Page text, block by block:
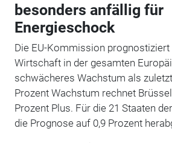
besonders anfällig für
Energieschock
Die EU-Kommission
Wirtschaft in der gesamten
schwächeres Wachstum als
Prozent Wachstum rechnet
Prozent Plus. Für die 21 Staaten
die Prognose auf 0,9 Prozent